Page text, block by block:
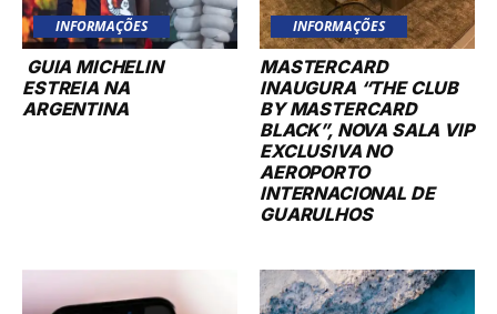
INFORMAÇÕES
GUIA MICHELIN
ESTREIA NA
ARGENTINA
INFORMAÇÕES
MASTERCARD
INAUGURA “THE CLUB
BY MASTERCARD
BLACK”, NOVA SALA VIP
EXCLUSIVA NO
AEROPORTO
INTERNACIONAL DE
GUARULHOS